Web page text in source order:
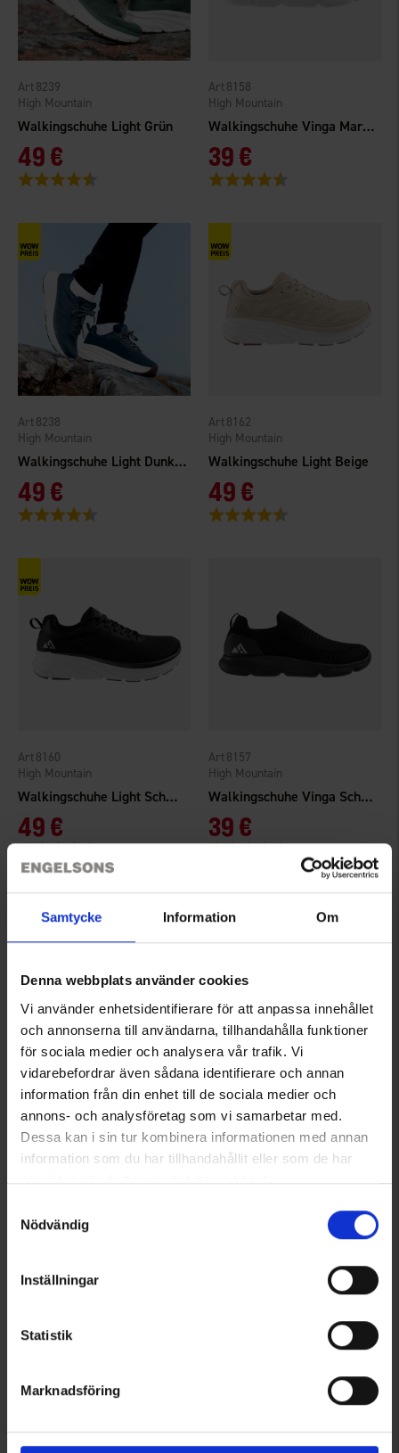
Samtycke Information Om
Denna webbplats använder cookies
Vi använder enhetsidentifierare för att anpassa innehållet
och annonserna till användarna, tillhandahålla funktioner
för sociala medier och analysera vår trafik. Vi
vidarebefordrar även sådana identifierare och annan
information från din enhet till de sociala medier och
annons- och analysföretag som vi samarbetar med.
Dessa kan i sin tur kombinera informationen med annan
information som du har tillhandahållit eller som de har
samlat in när du har använt deras tjänster.
Nödvändig
Inställningar
Statistik
Marknadsföring
Walkingschuhe Light Grün
High Mountain
8239
49 €
Bewertung:
Walkingschuhe Vinga Marineblau
High Mountain
8158
39 €
Bewertung:
Walkingschuhe Light Dunkelblau
High Mountain
8238
49 €
Bewertung:
Walkingschuhe Light Beige
High Mountain
8162
49 €
Bewertung:
Walkingschuhe Light Schwarz
High Mountain
8160
49 €
Bewertung: 4.6 von 5 Sternen
Walkingschuhe Vinga Schwarz
High Mountain
8157
39 €
Bewertung: 4.3 von 5 Sternen
Walkingschuhe Kullen Blau
High Mountain
8254
49 €
Bewertung: 4.3 von 5 Sternen
Walkingschuhe Kullen Schwarz
High Mountain
8253
49 €
Bewertung: 4.3 von 5 Sternen
High Mountain
8256
High Mountain
8210